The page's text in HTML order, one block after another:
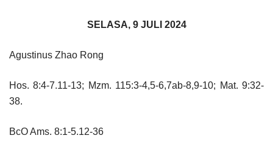
SELASA, 9 JULI 2024
Agustinus Zhao Rong
Hos. 8:4-7.11-13; Mzm. 115:3-4,5-6,7ab-8,9-10; Mat. 9:32-
38.
BcO Ams. 8:1-5.12-36